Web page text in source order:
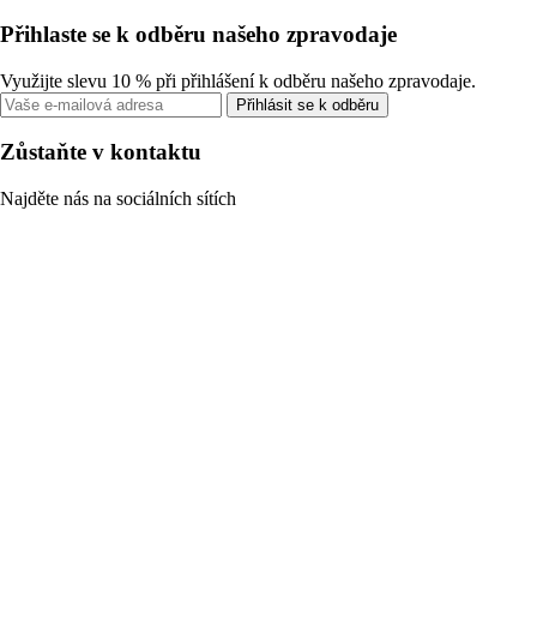
Přihlaste se k odběru našeho zpravodaje
Využijte slevu 10 % při přihlášení k odběru našeho zpravodaje.
Přihlásit se k odběru
Zůstaňte v kontaktu
Najděte nás na sociálních sítích